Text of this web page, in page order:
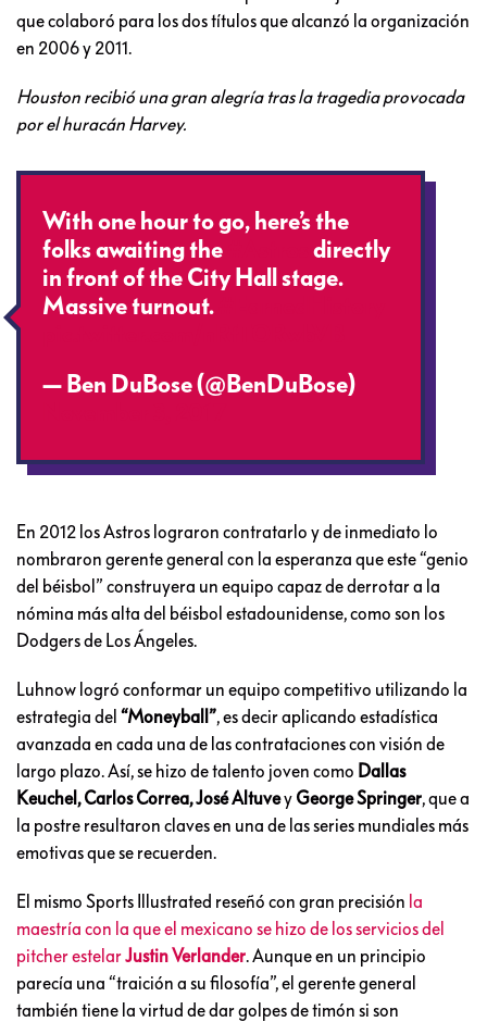
que colaboró para los dos títulos que alcanzó la organización
en 2006 y 2011.
Houston recibió una gran alegría tras la tragedia provocada
por el huracán Harvey.
With one hour to go, here’s the
folks awaiting the
directly
in front of the City Hall stage.
Massive turnout.
— Ben DuBose (@BenDuBose)
En 2012 los Astros lograron contratarlo y de inmediato lo
nombraron gerente general con la esperanza que este “genio
del béisbol” construyera un equipo capaz de derrotar a la
nómina más alta del béisbol estadounidense, como son los
Dodgers de Los Ángeles.
Luhnow logró conformar un equipo competitivo utilizando la
estrategia del “Moneyball”, es decir aplicando estadística
avanzada en cada una de las contrataciones con visión de
largo plazo. Así, se hizo de talento joven como Dallas
Keuchel, Carlos Correa, José Altuvey George Springer, que a
la postre resultaron claves en una de las series mundiales más
emotivas que se recuerden.
El mismo Sports Illustrated reseñó con gran precisión la
maestría con la que el mexicano se hizo de los servicios del
pitcher estelarJustin Verlander. Aunque en un principio
parecía una “traición a su filosofía”, el gerente general
también tiene la virtud de dar golpes de timón si son